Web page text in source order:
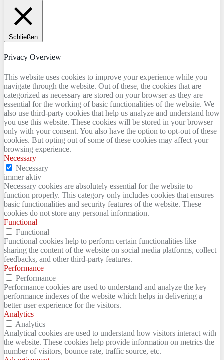
Schließen
Privacy Overview
This website uses cookies to improve your experience while you
navigate through the website. Out of these, the cookies that are
categorized as necessary are stored on your browser as they are
essential for the working of basic functionalities of the website. We
also use third-party cookies that help us analyze and understand how
you use this website. These cookies will be stored in your browser
only with your consent. You also have the option to opt-out of these
cookies. But opting out of some of these cookies may affect your
browsing experience.
Necessary
Necessary
immer aktiv
Necessary cookies are absolutely essential for the website to
function properly. This category only includes cookies that ensures
basic functionalities and security features of the website. These
cookies do not store any personal information.
Functional
Functional
Functional cookies help to perform certain functionalities like
sharing the content of the website on social media platforms, collect
feedbacks, and other third-party features.
Performance
Performance
Performance cookies are used to understand and analyze the key
performance indexes of the website which helps in delivering a
better user experience for the visitors.
Analytics
Analytics
Analytical cookies are used to understand how visitors interact with
the website. These cookies help provide information on metrics the
number of visitors, bounce rate, traffic source, etc.